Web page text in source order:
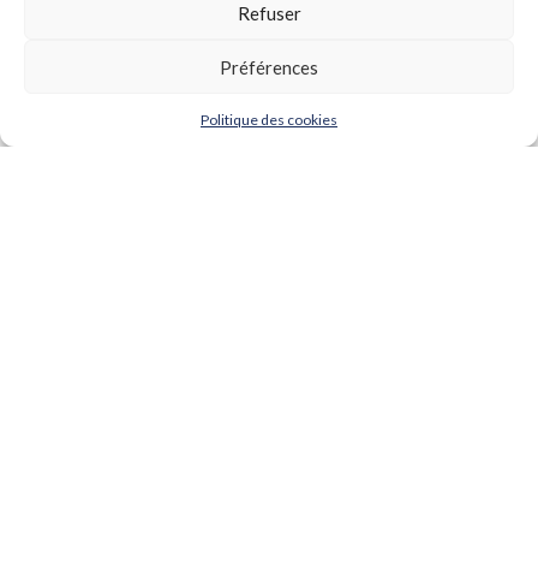
Refuser
Préférences
Politique des cookies